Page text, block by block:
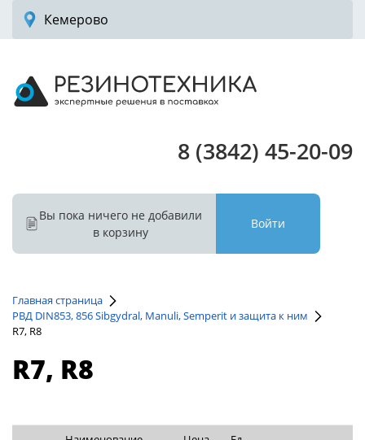
Кемерово
8 (3842) 45-20-09
Вы пока ничего не добавили
в корзину
Войти
Главная страница
РВД DIN853, 856 Sibgydral, Manuli, Semperit и защита к ним
R7, R8
R7, R8